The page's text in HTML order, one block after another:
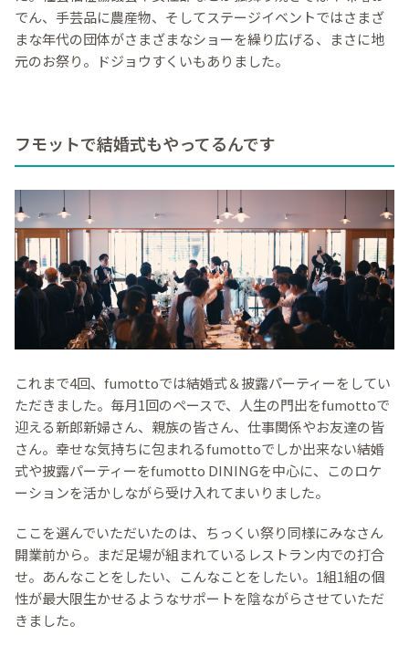
でん、手芸品に農産物、そしてステージイベントではさまざ
まな年代の団体がさまざまなショーを繰り広げる、まさに地
元のお祭り。ドジョウすくいもありました。
フモットで結婚式もやってるんです
これまで4回、fumottoでは結婚式＆披露パーティーをしてい
ただきました。毎月1回のペースで、人生の門出をfumottoで
迎える新郎新婦さん、親族の皆さん、仕事関係やお友達の皆
さん。幸せな気持ちに包まれるfumottoでしか出来ない結婚
式や披露パーティーをfumotto DININGを中心に、このロケ
ーションを活かしながら受け入れてまいりました。
ここを選んでいただいたのは、ちっくい祭り同様にみなさん
開業前から。まだ足場が組まれているレストラン内での打合
せ。あんなことをしたい、こんなことをしたい。1組1組の個
性が最大限生かせるようなサポートを陰ながらさせていただ
きました。